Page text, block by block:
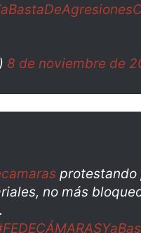
8 de noviembre de
no más